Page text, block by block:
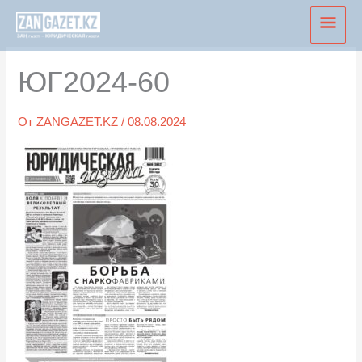
Перейти
содержимому
ЮГ2024-60
ОтZANGAZET.KZ/08.08.2024